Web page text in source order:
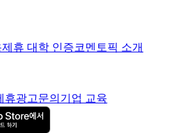
제휴 대학 인증코멘토픽 소개
휴광고문의 기업 교육